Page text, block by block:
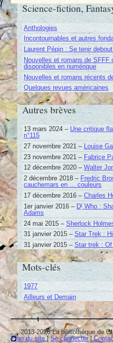
Science-fiction,
Anthologies
Incontournables et autres
Laurent Pépin : Se tenir
Nouvelles et romans de SFFF
disponibles en numérique
Nouvelles et romans récents
Quelques revues américaines
Autres brèves
13 mars 2024 –Une critique
n°115
27 novembre 2021 –
Louise
23 novembre 2021 – Fabrice
12 décembre 2020 – Walter
2 décembre 2018 – Fredric
cauchemars en ... couleurs
17 décembre 2016 – Charles
1er janvier 2016 – DrWho :
Adams
24 mai 2015 – Sherlock
31 janvier 2015 – Star Trek :
31 janvier 2015 – Star trek :
Mots-clés
1977
Ailleurs et Demain
2013-2026 La bibliothèque de
Plan du site|Se connecter|